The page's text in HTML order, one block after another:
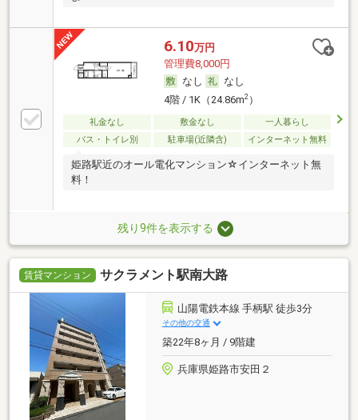
6.10万円
管理費8,000円
なし
なし
4階 / 1K（24.86m2）
礼金なし 敷金なし
一人暮らし
バス・トイレ別
駐車場(近隣含) インターネット無料
姫路駅近のオール電化マンション☆インターネット無
料！
残り9件を表示する
賃貸マンション サクラメント駅南大路
山陽電鉄本線 手柄駅 徒歩3分
その他の交通
築22年8ヶ月 / 9階建
兵庫県姫路市安田２